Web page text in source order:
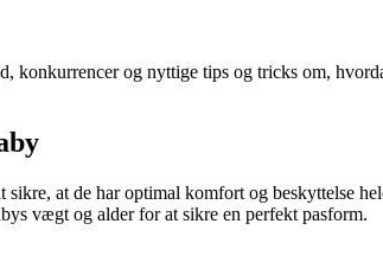
og nyttige tips og tricks om,
at de har optimal komfort og beskyttelse
vægt og alder for at sikre en perfekt pasform.